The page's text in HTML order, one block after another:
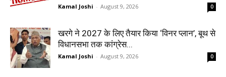
Kamal Joshi - August 9, 2026 0
खरगे ने 2027 के लिए तैयार किया ‘विनर प्लान’, बूथ से
विधानसभा तक कांग्रेस...
Kamal Joshi - August 9, 2026 0